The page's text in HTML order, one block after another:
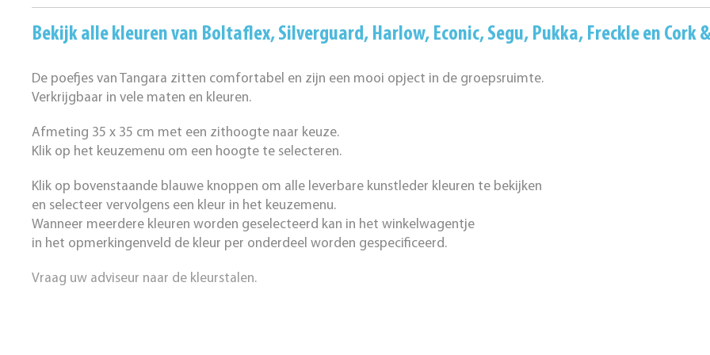
Bekijk alle kleuren van Boltaflex,Silverguard, Harlow, Econic,Segu, Pukka, Freckleen Cork
De poefjes van Tangara zitten comfortabel en zijn een mooi opject in de groepsruimte.
Verkrijgbaar in vele maten en kleuren.
Afmeting 35 x 35 cm met een zithoogte naar keuze.
Klik op het keuzemenu om een hoogte te selecteren.
Klik op bovenstaande blauwe knoppen om alle leverbare kunstleder kleuren te bekijken
en selecteer vervolgens een kleur in het keuzemenu.
Wanneer meerdere kleuren worden geselecteerd kan in het winkelwagentje
in het opmerkingenveld de kleur per onderdeel worden gespecificeerd.
Vraag uw adviseur naar de kleurstalen.